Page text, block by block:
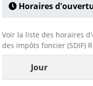
Horaires
Voir la liste des horaires
des impôts foncier (SDIF)
Jour